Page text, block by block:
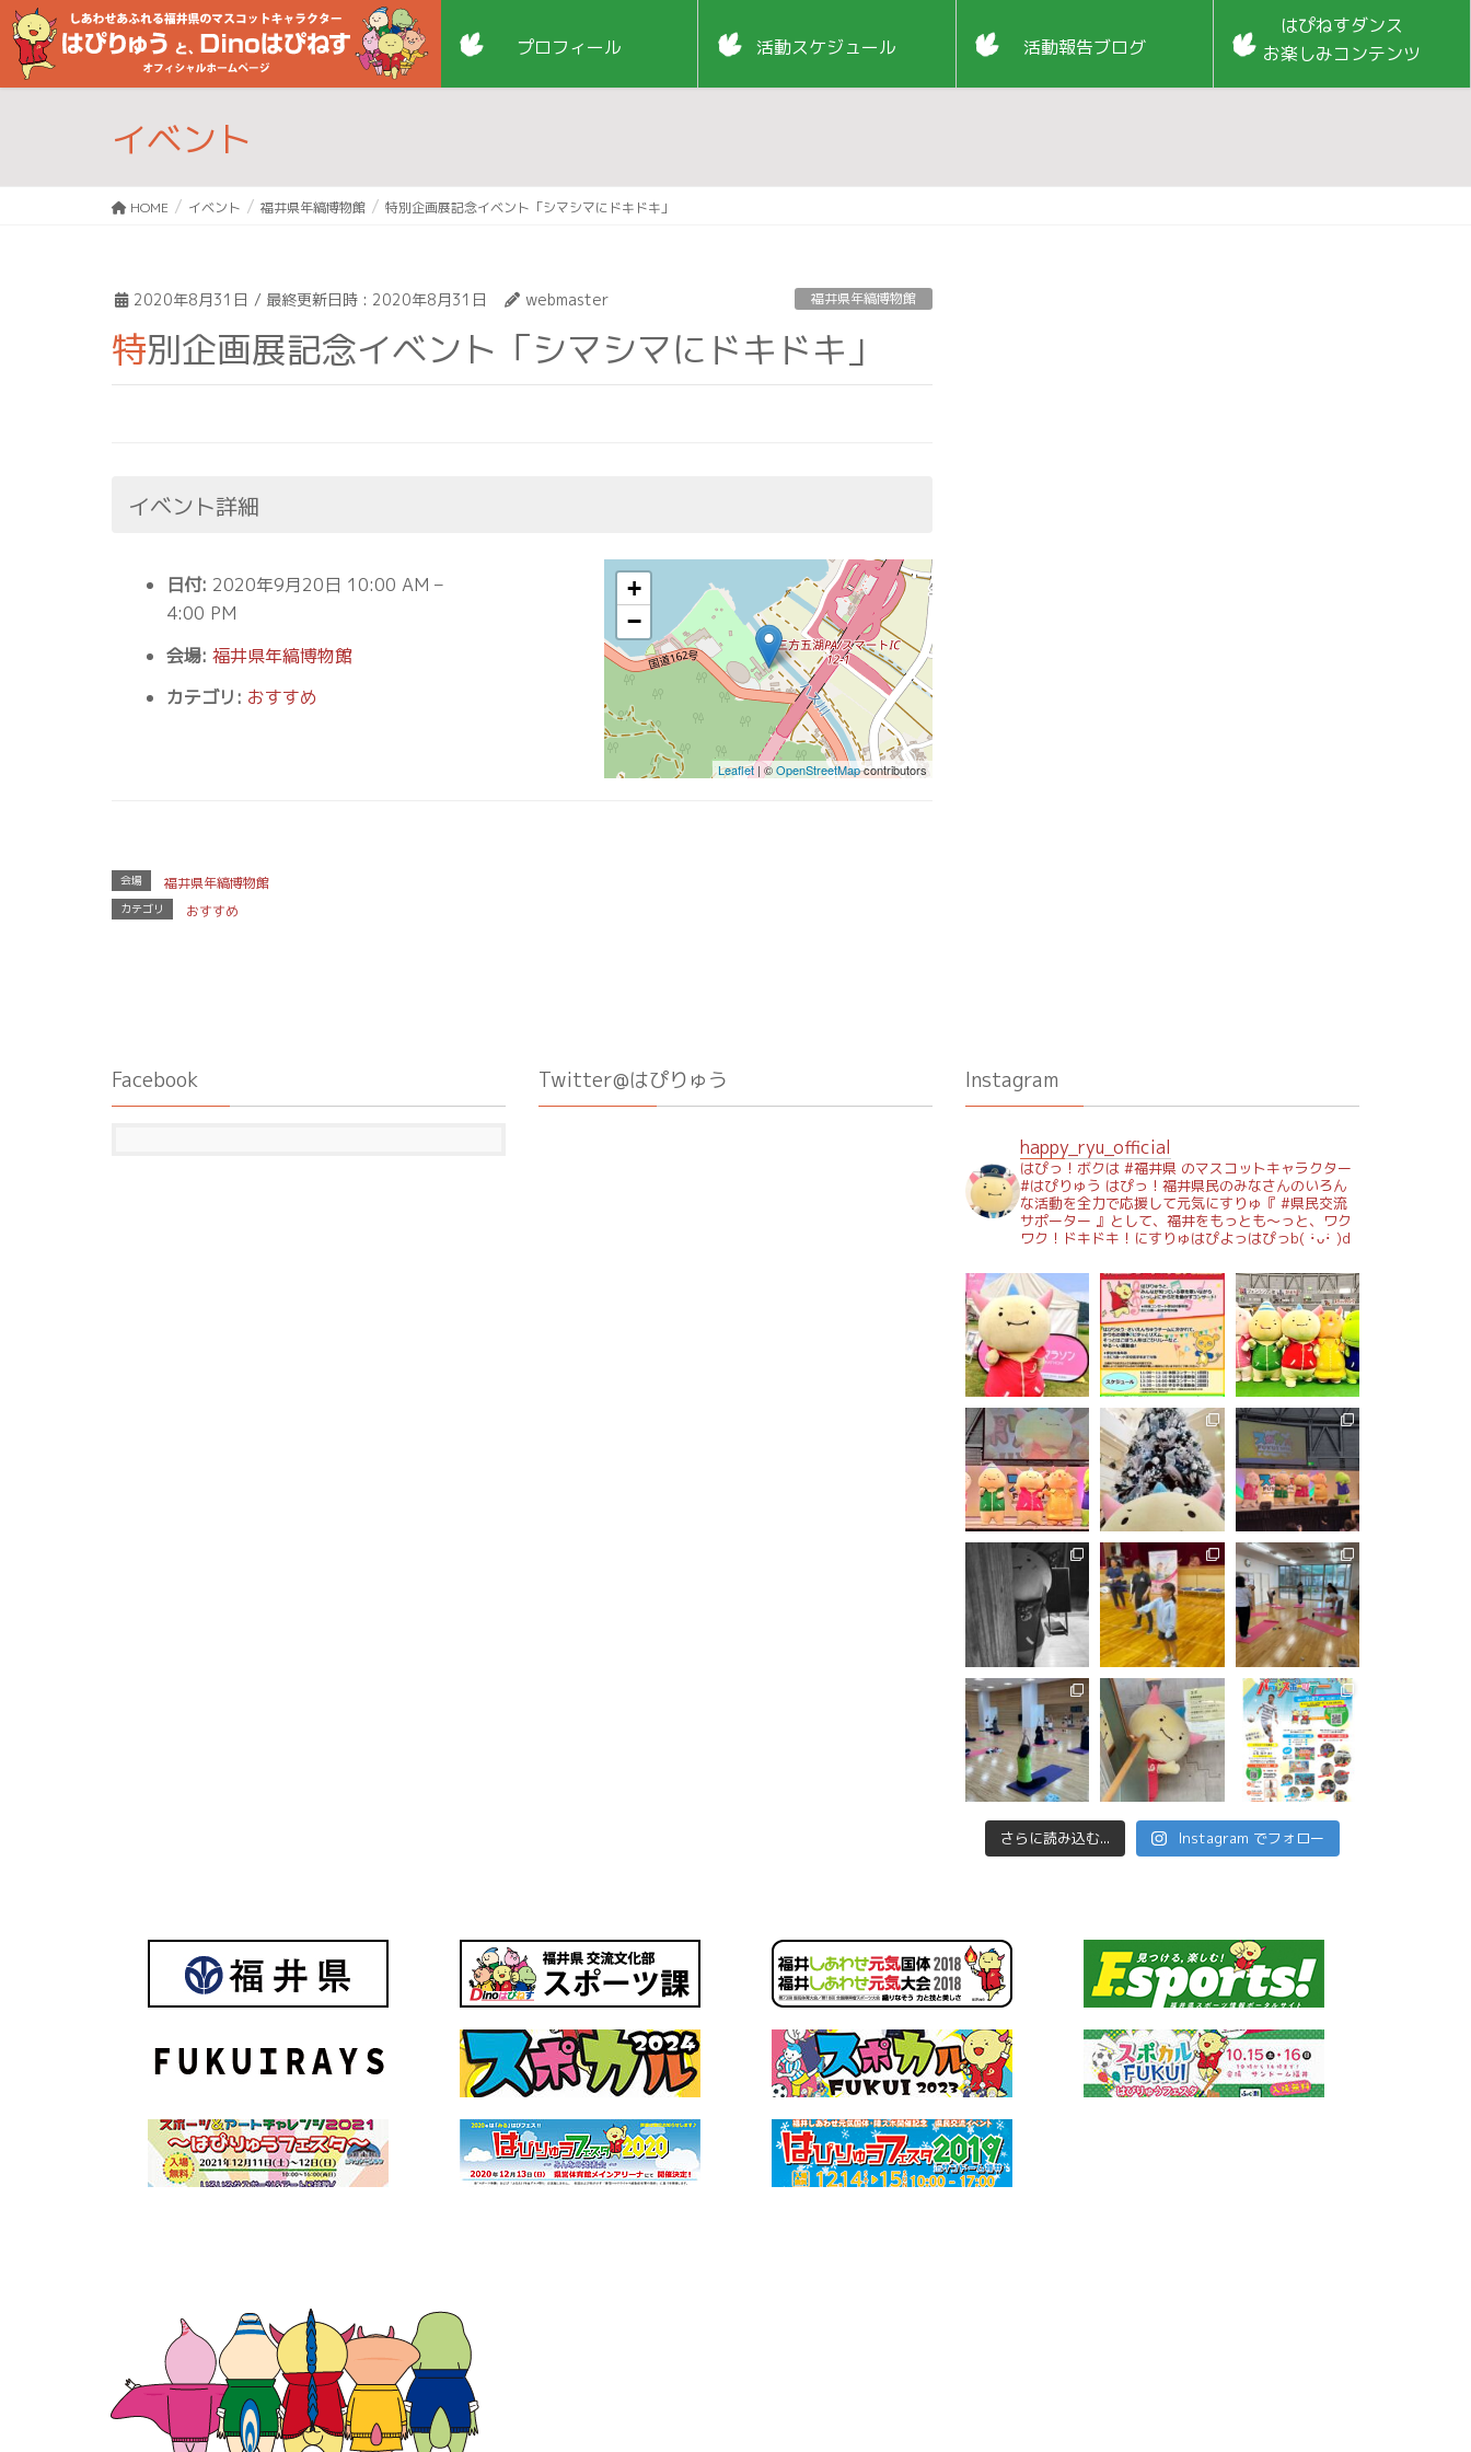
プロフィール 活動スケジュール 活動報告ブログ
はぴねすダンス
お楽しみコンテンツ
イベント
HOME イベント 福井県年縞博物館 特別企画展記念イベント「シマシマにドキドキ」
2020年8月31日 / 最終更新日時 : 2020年8月31日 webmaster 福井県年縞博物館
特別企画展記念イベント「シマシマにドキドキ」
イベント詳細
日付: 2020年9月20日 10:00 AM –
4:00 PM
会場: 福井県年縞博物館
カテゴリ: おすすめ
+
−
Leaflet| ©OpenStreetMapcontributors
会場 福井県年縞博物館
カテゴリ おすすめ
Facebook Twitter@はぴりゅう Instagram
happy_ryu_official
はぴっ！ボクは #福井県 のマスコットキャラクター
#はぴりゅう はぴっ！福井県民のみなさんのいろん
な活動を全力で応援して元気にすりゅ『 #県民交流
サポーター 』として、福井をもっとも～っと、ワク
ワク！ドキドキ！にすりゅはぴよっはぴっb( ･̀ᴗ･́ )d
さらに読み込む... Instagram でフォロー